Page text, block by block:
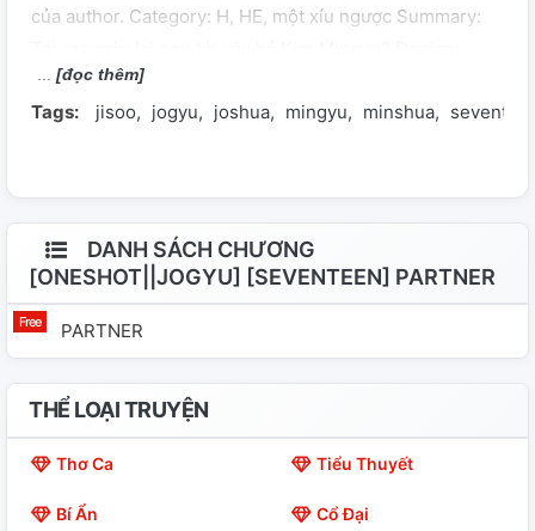
của author. Category: H, HE, một xíu ngược Summary:
Gin_SVTc (GotJam Team)
[đọc thêm]
Tags: jisoo jogyu joshua mingyu minshua
DANH SÁCH CHƯƠNG
[ONESHOT||JOGYU] [SEVENTEEN] PARTNER
PARTNER
THỂ LOẠI TRUYỆN
Thơ Ca Tiểu Thuyết
Bí Ẩn Cổ Đại